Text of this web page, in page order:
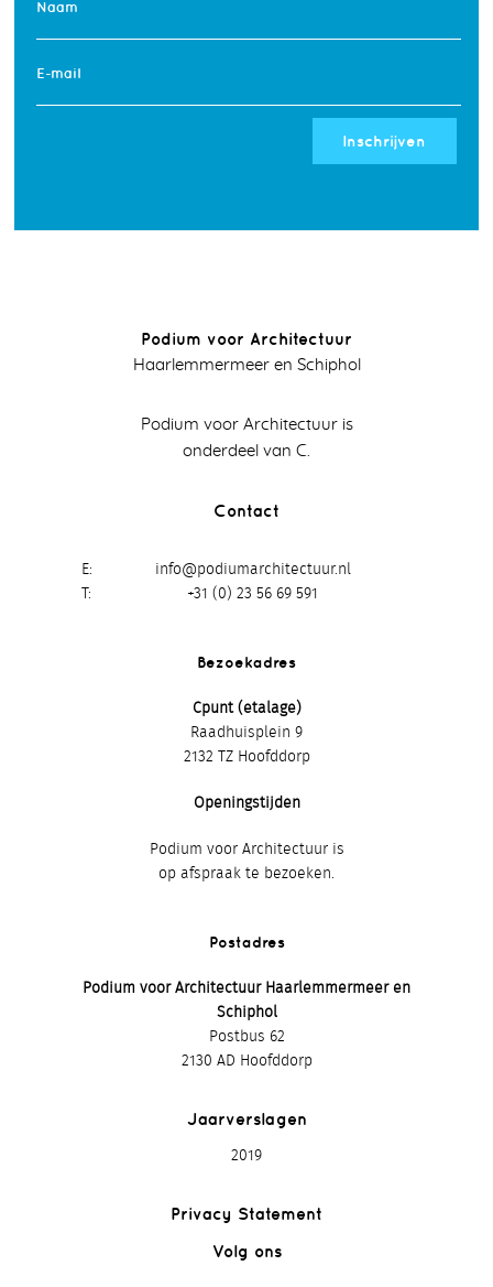
Naam
E-mail
Inschrijven
Podium voor Architectuur
Haarlemmermeer en Schiphol
Podium voor Architectuur is
onderdeel van C.
Contact
E
info@podiumarchitectuur.nl
+31 (0) 23 56 69 591
Bezoekadres
Cpunt (etalage)
Raadhuisplein 9
2132 TZ Hoofddorp
Openingstijden
Podium voor Architectuur is
op afspraak te bezoeken.
Postadres
Podium voor Architectuur Haarlemmermeer en
Schiphol
Postbus 62
2130 AD Hoofddorp
Jaarverslagen
2019
Privacy Statement
Volg ons